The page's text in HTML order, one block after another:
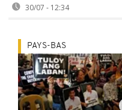
30/07 - 12:34
PAYS-BAS